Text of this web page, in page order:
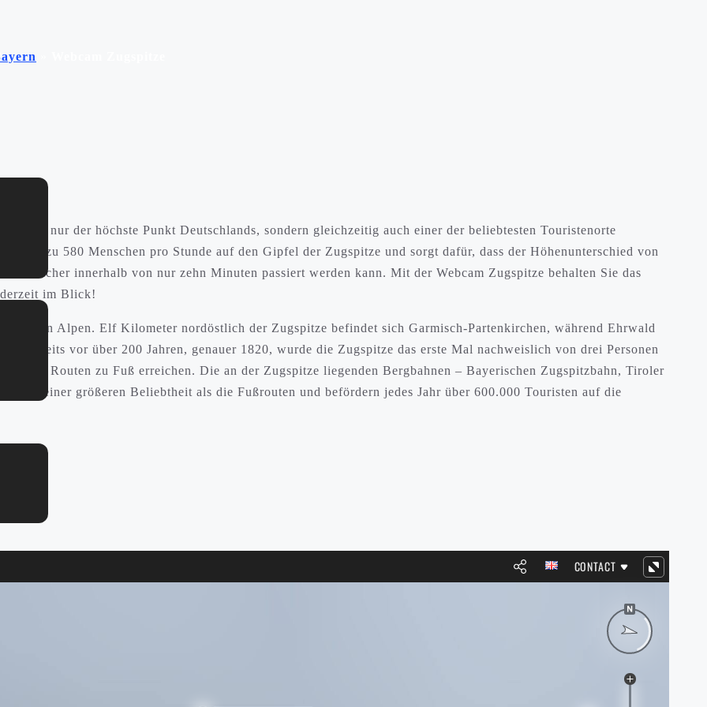
ist nicht nur der höchste Punkt Deutschlands, sondern gleichzeitig auch einer der beliebtesten Touristenorte
bis zu 580 Menschen pro Stunde auf den Gipfel der Zugspitze und sorgt dafür, dass der Höhenunterschied von
und sicher innerhalb von nur zehn Minuten passiert werden kann. Mit der Webcam Zugspitze behalten Sie das
im Blick!
Alpen. Elf Kilometer nordöstlich der Zugspitze befindet sich Garmisch-Partenkirchen, während Ehrwald
Bereits vor über 200 Jahren, genauer 1820, wurde die Zugspitze das erste Mal nachweislich von drei Personen
drei Routen zu Fuß erreichen. Die an der Zugspitze liegenden Bergbahnen – Bayerischen Zugspitzbahn, Tiroler
aber einer größeren Beliebtheit als die Fußrouten und befördern jedes Jahr über 600.000 Touristen auf die